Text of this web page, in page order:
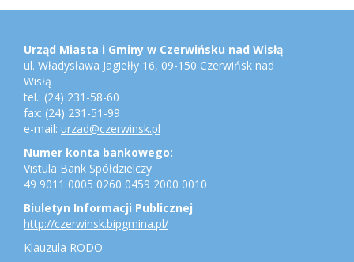
Adres
konto
bankowe,
jednostki
gminne
Urząd Miasta i Gminy w Czerwińsku nad Wisłą
ul. Władysława Jagiełły 16, 09-150 Czerwińsk nad
Wisłą
tel.: (24) 231-58-60
fax: (24) 231-51-99
e-mail: urzad@czerwinsk.pl
Numer konta bankowego:
Vistula Bank Spółdzielczy
49 9011 0005 0260 0459 2000 0010
Biuletyn Informacji Publicznej
http://czerwinsk.bipgmina.pl/
Klauzula RODO